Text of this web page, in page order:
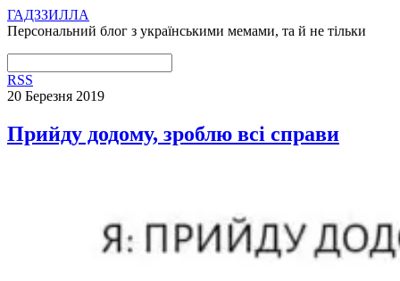
ГАДЗЗИЛЛА
Персональний блог з українськими мемами, та й не тільки
RSS
20 Березня 2019
Прийду додому, зроблю всі справи